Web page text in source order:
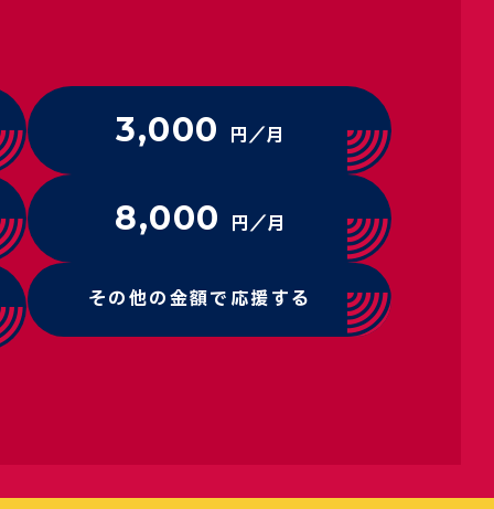
3,000 円／月
8,000 円／月
その他の金額で応援する